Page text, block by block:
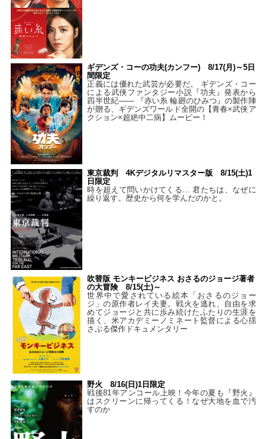
ギデンズ・コーの功夫(カンフー) 8/17(月)～5日
間限定
正義には優れた武芸が必要だ。 ギデンズ・コー
による武侠ファンタジー小説『功夫』発表から
四半世紀―― 『赤い糸 輪廻のひみつ』の製作陣
が贈る、ギデンズワールド全開の【青春×武侠ア
クション×超絶中二病】ムービー！
東京裁判 4Kデジタルリマスター版 8/15(土)1
日限定
時を超えて問いかけてくる… 君たちは、なぜに
繰り返す。歴史から何を学んだのかと。
吹替版 モンキービジネス おさるのジョージ著者
の大冒険 8/15(土)～
世界中で愛されている絵本「おさるのジョー
ジ」の原作者レイ夫妻。戦火を逃れ、自由を求
めてジョージと共に歩み続けたふたりの生涯を
描く、米アカデミーノミネート監督による心揺
さぶる傑作ドキュメンタリー
野火 8/16(日)1日限定
戦後81年アンコール上映！今年の夏も『野火』
はスクリーンに帰ってくる！なぜ大地を血で汚
すのか